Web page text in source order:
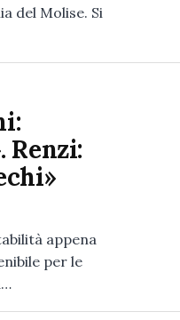
del Molise. Si
Renzi:
appena
per le